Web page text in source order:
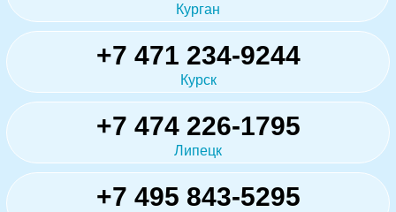
Курган
+7 471 234-9244
Курск
+7 474 226-1795
Липецк
+7 495 843-5295